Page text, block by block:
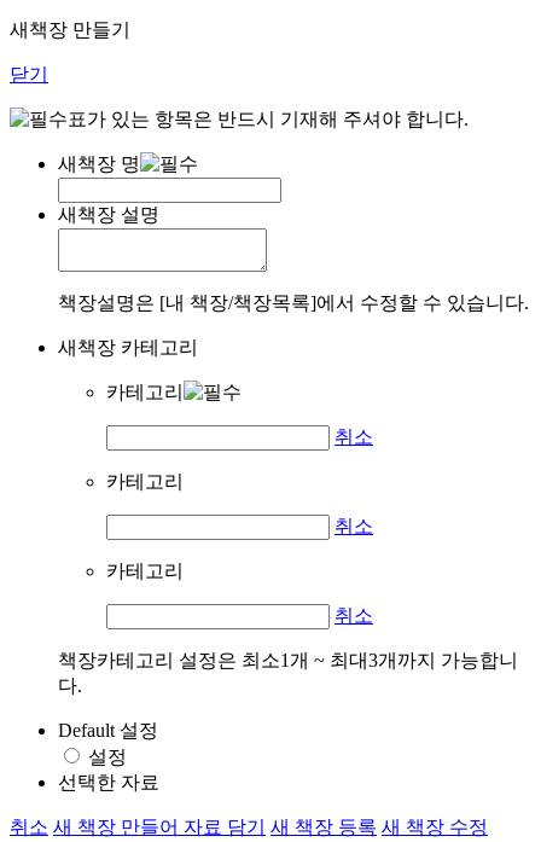
새책장 만들기
닫기
표가 있는 항목은 반드시 기재해 주셔야 합니다.
새책장 명
새책장 설명
책장설명은 [내 책장/책장목록]에서 수정할 수 있습니다.
새책장 카테고리
카테고리
취소
카테고리
취소
카테고리
취소
책장카테고리 설정은 최소1개 ~ 최대3개까지 가능합니
다.
Default 설정
설정
선택한 자료
취소 새 책장 만들어 자료 담기 새 책장 등록 새 책장 수정